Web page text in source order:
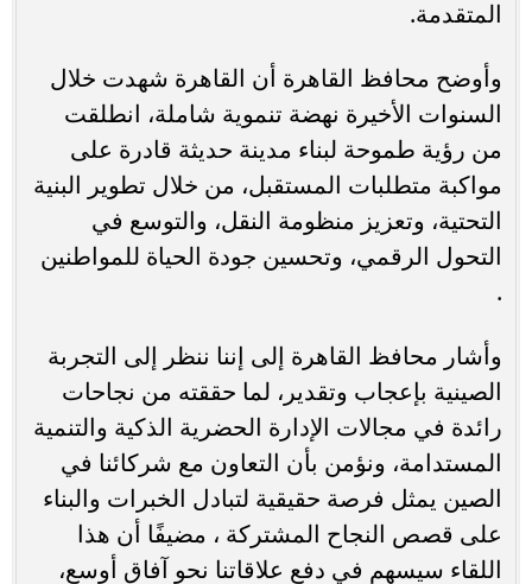
المتقدمة.
وأوضح محافظ القاهرة أن القاهرة شهدت خلال
السنوات الأخيرة نهضة تنموية شاملة، انطلقت
من رؤية طموحة لبناء مدينة حديثة قادرة على
مواكبة متطلبات المستقبل، من خلال تطوير البنية
التحتية، وتعزيز منظومة النقل، والتوسع في
التحول الرقمي، وتحسين جودة الحياة للمواطنين
.
وأشار محافظ القاهرة إلى إننا ننظر إلى التجربة
الصينية بإعجاب وتقدير، لما حققته من نجاحات
رائدة في مجالات الإدارة الحضرية الذكية والتنمية
المستدامة، ونؤمن بأن التعاون مع شركائنا في
الصين يمثل فرصة حقيقية لتبادل الخبرات والبناء
على قصص النجاح المشتركة ، مضيفًا أن هذا
اللقاء سيسهم في دفع علاقاتنا نحو آفاق أوسع،